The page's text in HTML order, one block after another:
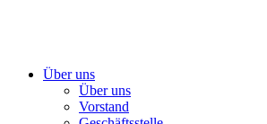
Über uns
Über uns
Vorstand